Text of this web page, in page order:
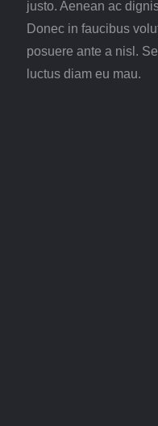
justo. Aenean ac
Donec in faucibus
posuere ante a nisl.
luctus diam eu mau.